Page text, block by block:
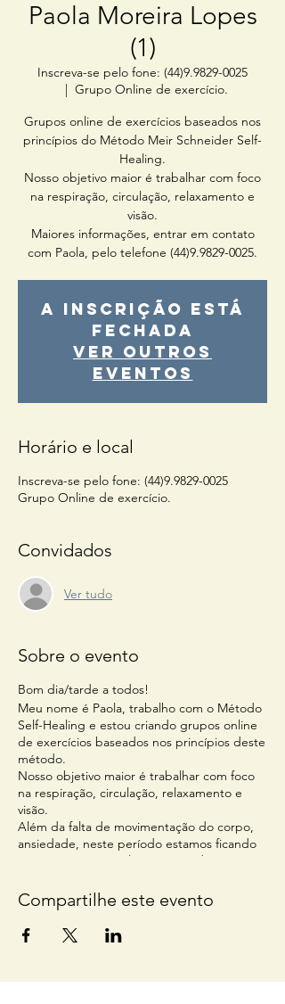
Paola Moreira Lopes
(1)
Inscreva-se pelo fone: (44)9.9829-0025
  |
Grupo Online de exercício.
Grupos online de exercícios baseados nos
princípios do Método Meir Schneider Self-
Healing.
Nosso objetivo maior é trabalhar com foco
na respiração, circulação, relaxamento e
visão.
Maiores informações, entrar em contato
com Paola, pelo telefone (44)9.9829-0025.
A inscrição está
fechada
Ver outros
eventos
Horário e local
Inscreva-se pelo fone: (44)9.9829-0025
Grupo Online de exercício.
Convidados
Ver tudo
Sobre o evento
Bom dia/tarde a todos!
Meu nome é Paola, trabalho com o Método
Self-Healing e estou criando grupos online
de exercícios baseados nos princípios deste
método.
Nosso objetivo maior é trabalhar com foco
na respiração, circulação, relaxamento e
visão.
Além da falta de movimentação do corpo,
ansiedade, neste período estamos ficando
muito tempo nas telas e isso pode se tornar
visual como um todo.
Quem tiver interesse e quiser saber mais,
pode entrar em contato pelo telefone
(44)998290025
Um abraço
Compartilhe este evento